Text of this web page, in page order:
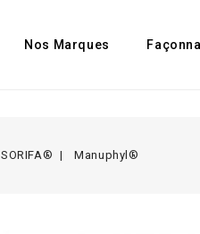
Nos Marques
SORIFA® Manuphyl®